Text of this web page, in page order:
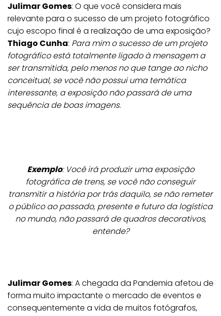
Julimar Gomes: O que você considera mais
relevante para o sucesso de um projeto fotográfico
cujo escopo final é a realização de uma exposição?
Thiago Cunha: Para mim o sucesso de um projeto
fotográfico está totalmente ligado à mensagem a
ser transmitida, pelo menos no que tange ao nicho
conceitual, se você não possui uma temática
interessante, a exposição não passará de uma
sequência de boas imagens.
Exemplo: Você irá produzir uma exposição
fotográfica de trens, se você não conseguir
transmitir a história por trás daquilo, se não remeter
o público ao passado, presente e futuro da logística
no mundo, não passará de quadros decorativos,
entende?
Julimar Gomes: A chegada da Pandemia afetou de
forma muito impactante o mercado de eventos e
consequentemente a vida de muitos fotógrafos,